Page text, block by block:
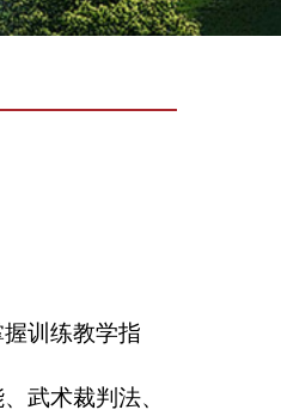
训练教学指
武术裁判法、